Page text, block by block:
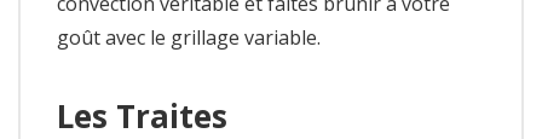
goût avec le grillage variable.
Les Traites